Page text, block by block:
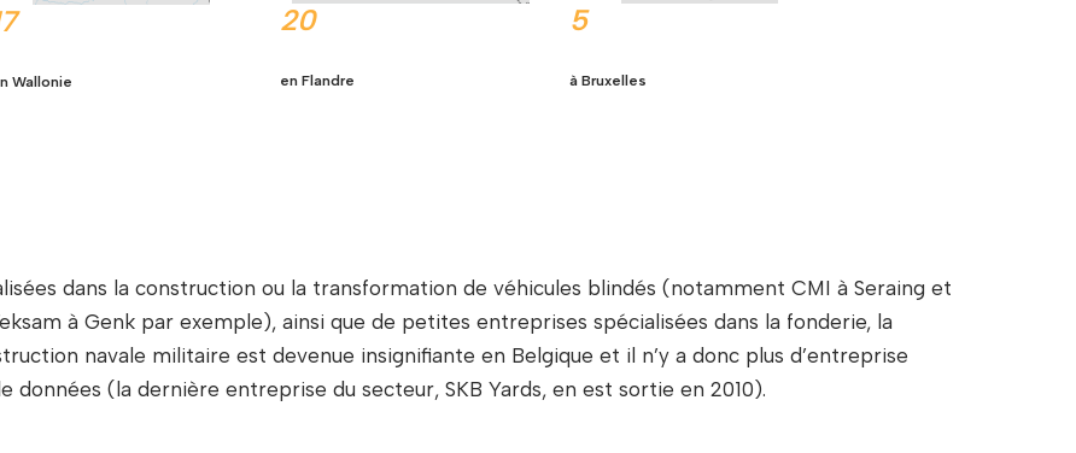
Wallonie
20
en Flandre
5
à Bruxelles
dans la construction ou la transformation de véhicules blindés (notamment CMI à Seraing et
à Genk par exemple), ainsi que de petites entreprises spécialisées dans la fonderie, la
navale militaire est devenue insignifiante en Belgique et il n’y a donc plus d’entreprise
données (la dernière entreprise du secteur, SKB Yards, en est sortie en 2010).